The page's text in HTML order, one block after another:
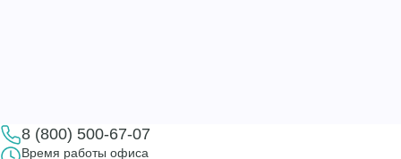
8 (800) 500-67-07
Время работы офиса